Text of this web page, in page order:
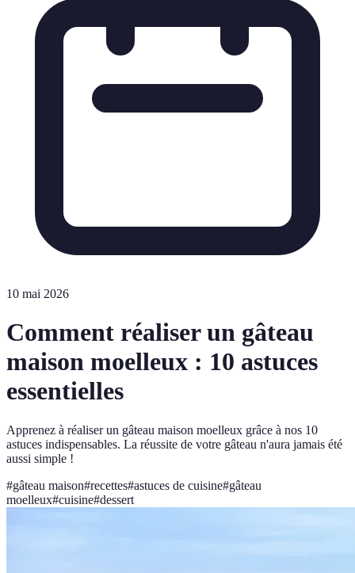
10 mai 2026
Comment réaliser un gâteau
maison moelleux : 10 astuces
essentielles
Apprenez à réaliser un gâteau maison moelleux grâce à nos 10
astuces indispensables. La réussite de votre gâteau n'aura jamais été
aussi simple !
#gâteau maison#recettes#astuces de cuisine#gâteau
moelleux#cuisine#dessert